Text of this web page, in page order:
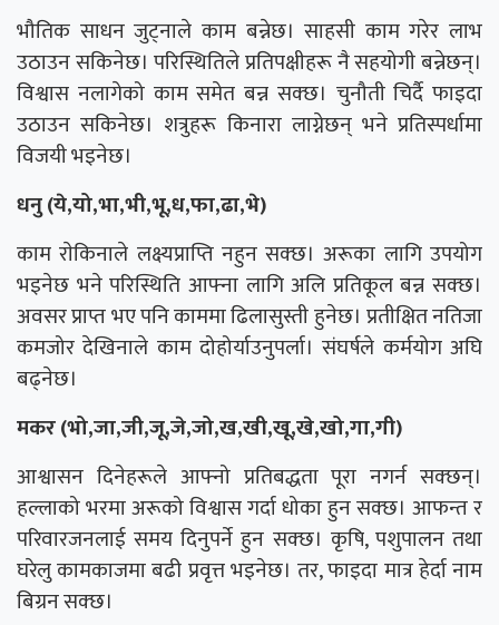
भौतिक साधन जुट्नाले काम बन्नेछ। साहसी काम गरेर लाभ
उठाउन सकिनेछ। परिस्थितिले प्रतिपक्षीहरू नै सहयोगी बन्नेछन्।
विश्वास नलागेको काम समेत बन्न सक्छ। चुनौती चिर्दै फाइदा
उठाउन सकिनेछ। शत्रुहरू किनारा लाग्नेछन् भने प्रतिस्पर्धामा
विजयी भइनेछ।
धनु (ये,यो,भा,भी,भू,ध,फा,ढा,भे)
काम राेकिनाले लक्ष्यप्राप्ति नहुन सक्छ। अरूका लागि उपयोग
भइनेछ भने परिस्थिति आफ्ना लागि अलि प्रतिकूल बन्न सक्छ।
अवसर प्राप्त भए पनि काममा ढिलासुस्ती हुनेछ। प्रतीक्षित नतिजा
कमजोर देखिनाले काम दोहोर्याउनुपर्ला। संघर्षले कर्मयोग अघि
बढ्नेछ।
मकर (भो,जा,जी,जू,जे,जो,ख,खी,खू,खे,खो,गा,गी)
आश्वासन दिनेहरूले आफ्नो प्रतिबद्धता पूरा नगर्न सक्छन्।
हल्लाको भरमा अरूको विश्वास गर्दा धोका हुन सक्छ। आफन्त र
परिवारजनलाई समय दिनुपर्ने हुन सक्छ। कृषि, पशुपालन तथा
घरेलु कामकाजमा बढी प्रवृत्त भइनेछ। तर, फाइदा मात्र हेर्दा नाम
बिग्रन सक्छ।